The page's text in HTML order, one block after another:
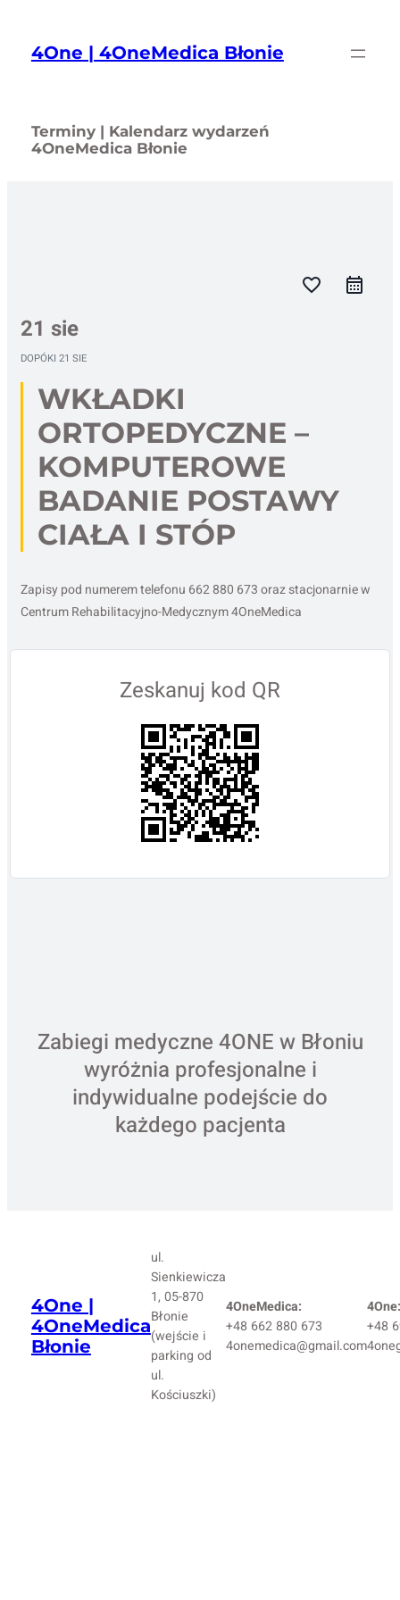
treści4One | 4OneMedica Błonie
Terminy | Kalendarz wydarzeń
4OneMedica Błonie
favorite_border
21 sie
DOPÓKI 21 SIE
WKŁADKI
ORTOPEDYCZNE –
KOMPUTEROWE
BADANIE POSTAWY
CIAŁA I STÓP
Zapisy pod numerem telefonu 662 880 673 oraz stacjonarnie w
Centrum Rehabilitacyjno-Medycznym 4OneMedica
Zeskanuj kod QR
Zabiegi medyczne 4ONE w Błoniu
wyróżnia profesjonalne i
indywidualne podejście do
każdego pacjenta
4One |
4OneMedica
Błonie
ul.
Sienkiewicza
1, 05-870
Błonie
(wejście i
parking od
ul.
Kościuszki)
4OneMedica:
+48 662 880 673
4onemedica@gmail.com
4One:
+48